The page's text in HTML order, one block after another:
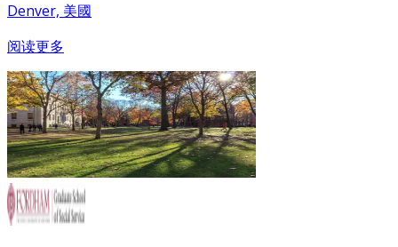
Denver, 美國
阅读更多